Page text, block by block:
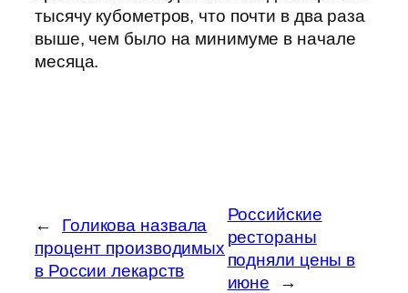
тысячу кубометров, что почти в два раза
выше, чем было на минимуме в начале
месяца.
←
Голикова назвала
процент производимых
в России лекарств
Российские
рестораны
подняли цены в
июне
→